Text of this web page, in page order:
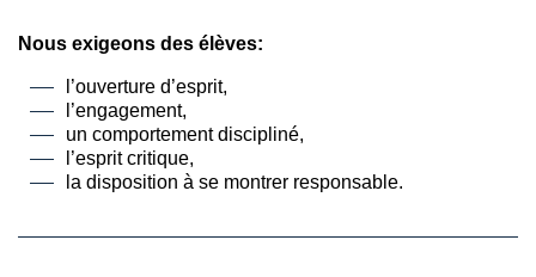
Nous exigeons des élèves:
l’ouverture d’esprit,
l’engagement,
un comportement discipliné,
l’esprit critique,
la disposition à se montrer responsable.